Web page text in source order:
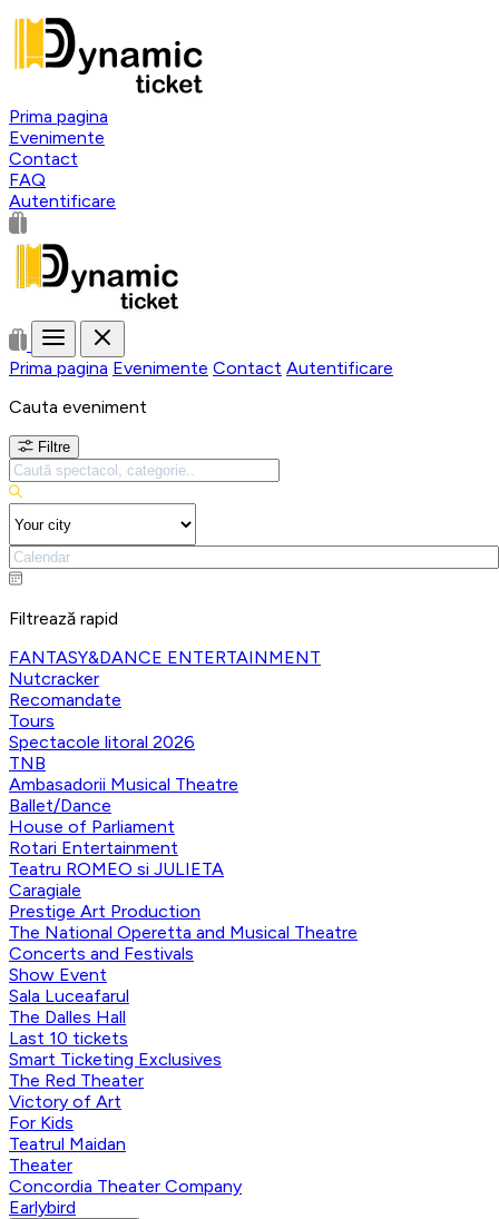
Prima pagina
Evenimente
Contact
FAQ
Autentificare
Prima pagina Evenimente Contact Autentificare
Cauta eveniment
Filtre
Filtrează rapid
FANTASY&DANCE ENTERTAINMENT
Nutcracker
Recomandate
Tours
Spectacole litoral 2026
TNB
Ambasadorii Musical Theatre
Ballet/Dance
House of Parliament
Rotari Entertainment
Teatru ROMEO si JULIETA
Caragiale
Prestige Art Production
The National Operetta and Musical Theatre
Concerts and Festivals
Show Event
Sala Luceafarul
The Dalles Hall
Last 10 tickets
Smart Ticketing Exclusives
The Red Theater
Victory of Art
For Kids
Teatrul Maidan
Theater
Concordia Theater Company
Earlybird